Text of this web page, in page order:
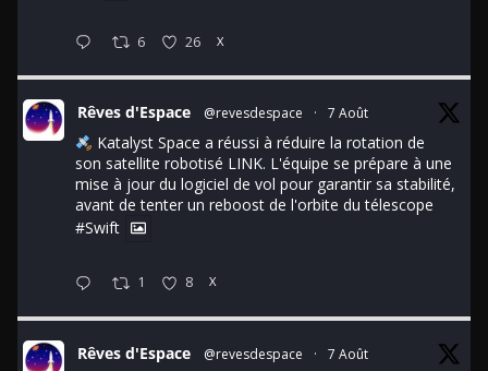
6 26 X
Rêves d'Espace @revesdespace · 7 Août
Katalyst Space a réussi à réduire la rotation de
son satellite robotisé LINK. L'équipe se prépare à une
mise à jour du logiciel de vol pour garantir sa stabilité,
avant de tenter un reboost de l'orbite du télescope
#Swift
1 8 X
Rêves d'Espace @revesdespace · 7 Août